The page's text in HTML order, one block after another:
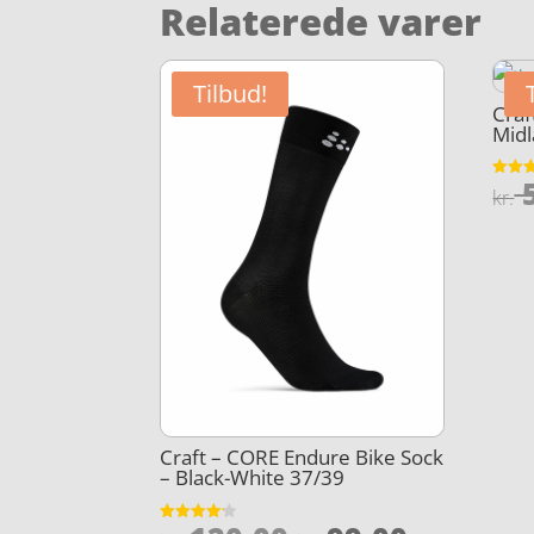
Relaterede varer
Tilbud!
Craft – CORE Endure Bike Sock
– Black-White 37/39
3.9
kr.